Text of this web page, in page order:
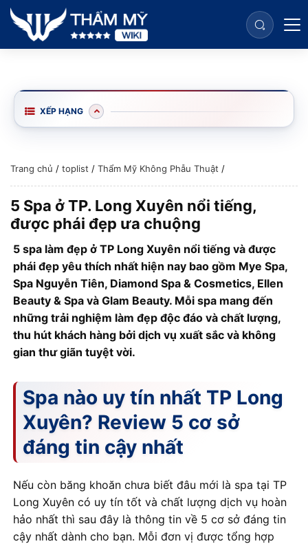
XẾP HẠNG
Trang chủ / toplist / Thẩm Mỹ Không Phẫu Thuật /
5 Spa ở TP. Long Xuyên nổi tiếng,
được phái đẹp ưa chuộng
5 spa làm đẹp ở TP Long Xuyên nổi tiếng và được
phái đẹp yêu thích nhất hiện nay bao gồm Mye Spa,
Spa Nguyễn Tiên, Diamond Spa & Cosmetics, Ellen
Beauty & Spa và Glam Beauty. Mỗi spa mang đến
những trải nghiệm làm đẹp độc đáo và chất lượng,
thu hút khách hàng bởi dịch vụ xuất sắc và không
gian thư giãn tuyệt vời.
Spa nào uy tín nhất TP Long
Xuyên? Review 5 cơ sở
đáng tin cậy nhất
Nếu còn băng khoăn chưa biết đâu mới là spa tại TP
Long Xuyên có uy tín tốt và chất lượng dịch vụ hoàn
hảo nhất thì sau đây là thông tin về 5 cơ sở đáng tin
cậy nhất dành cho bạn. Mỗi đơn vị được tổng hợp